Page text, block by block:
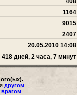
1164
9015
2407
20.05.2010 14:08
418 дней, 2 часа, 7 минут
другом
врагом